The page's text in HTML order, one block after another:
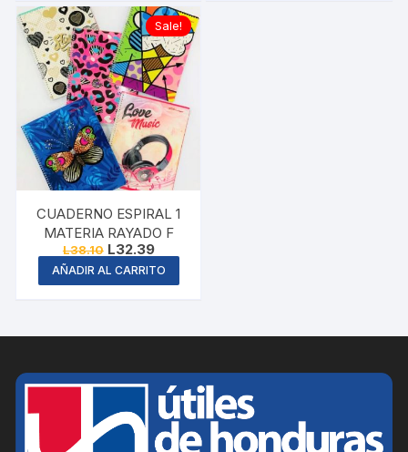
Sale!
CUADERNO ESPIRAL 1
MATERIA RAYADO F
L38.10 Original
price
was:
L38.10.
L32.39Current
price
is:
L32.39.
AÑADIR AL CARRITO